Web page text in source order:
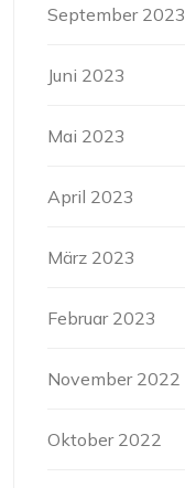
September 2023
Juni 2023
Mai 2023
April 2023
März 2023
Februar 2023
November 2022
Oktober 2022